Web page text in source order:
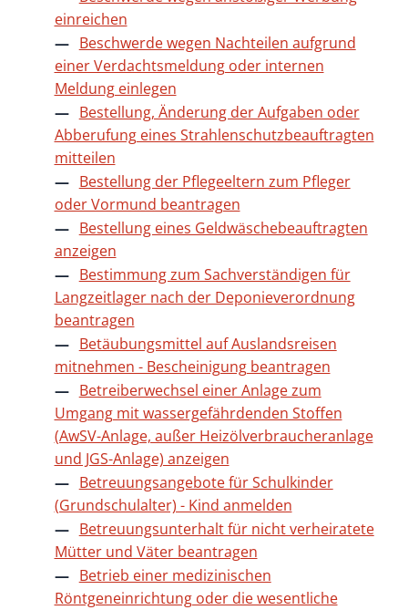
einreichen
Beschwerde wegen Nachteilen aufgrund
einer Verdachtsmeldung oder internen
Meldung einlegen
Bestellung, Änderung der Aufgaben oder
Abberufung eines Strahlenschutzbeauftragten
mitteilen
Bestellung der Pflegeeltern zum Pfleger
oder Vormund beantragen
Bestellung eines Geldwäschebeauftragten
anzeigen
Bestimmung zum Sachverständigen für
Langzeitlager nach der Deponieverordnung
beantragen
Betäubungsmittel auf Auslandsreisen
mitnehmen - Bescheinigung beantragen
Betreiberwechsel einer Anlage zum
Umgang mit wassergefährdenden Stoffen
(AwSV-Anlage, außer Heizölverbraucheranlage
und JGS-Anlage) anzeigen
Betreuungsangebote für Schulkinder
(Grundschulalter) - Kind anmelden
Betreuungsunterhalt für nicht verheiratete
Mütter und Väter beantragen
Betrieb einer medizinischen
Röntgeneinrichtung oder die wesentliche